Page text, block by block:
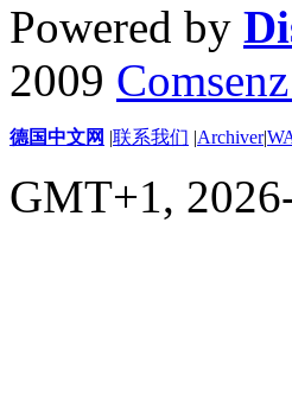
Powered by
2009
德国中文网 |联系我们 |Archiver|
GMT+1,